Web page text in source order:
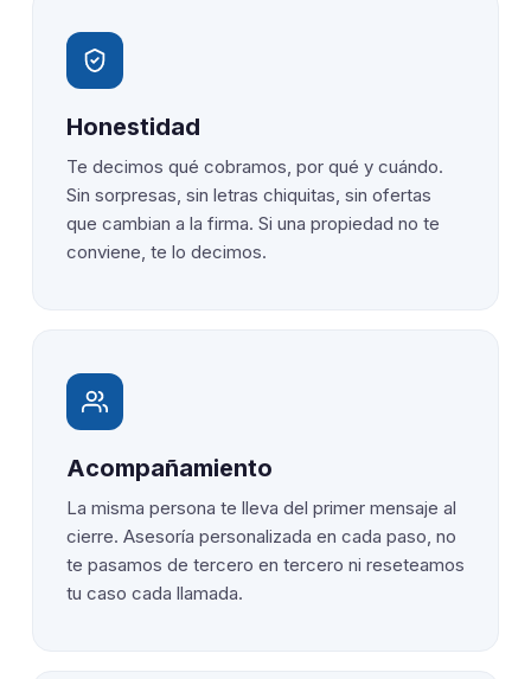
Honestidad
Te decimos qué cobramos, por qué y cuándo.
Sin sorpresas, sin letras chiquitas, sin ofertas
que cambian a la firma. Si una propiedad no te
conviene, te lo decimos.
Acompañamiento
La misma persona te lleva del primer mensaje al
cierre. Asesoría personalizada en cada paso, no
te pasamos de tercero en tercero ni reseteamos
tu caso cada llamada.